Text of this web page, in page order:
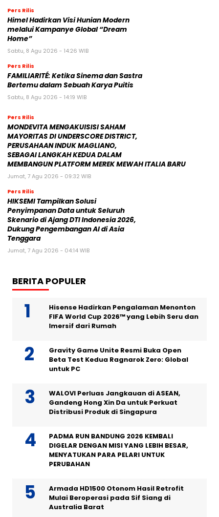
Pers Rilis
Himel Hadirkan Visi Hunian Modern
melalui Kampanye Global “Dream
Home”
Sabtu, 8 Agu 2026 - 14:26 WIB
Pers Rilis
FAMILIARITÉ: Ketika Sinema dan Sastra
Bertemu dalam Sebuah Karya Puitis
Sabtu, 8 Agu 2026 - 14:19 WIB
Pers Rilis
MONDEVITA MENGAKUISISI SAHAM
MAYORITAS DI UNDERSCORE DISTRICT,
PERUSAHAAN INDUK MAGLIANO,
SEBAGAI LANGKAH KEDUA DALAM
MEMBANGUN PLATFORM MEREK MEWAH ITALIA BARU
Jumat, 7 Agu 2026 - 09:32 WIB
Pers Rilis
HIKSEMI Tampilkan Solusi
Penyimpanan Data untuk Seluruh
Skenario di Ajang DTI Indonesia 2026,
Dukung Pengembangan AI di Asia
Tenggara
Jumat, 7 Agu 2026 - 04:14 WIB
BERITA POPULER
Hisense Hadirkan Pengalaman Menonton
FIFA World Cup 2026™ yang Lebih Seru dan
Imersif dari Rumah
Gravity Game Unite Resmi Buka Open
Beta Test Kedua Ragnarok Zero: Global
untuk PC
WALOVI Perluas Jangkauan di ASEAN,
Gandeng Hong Xin Da untuk Perkuat
Distribusi Produk di Singapura
PADMA RUN BANDUNG 2026 KEMBALI
DIGELAR DENGAN MISI YANG LEBIH BESAR,
MENYATUKAN PARA PELARI UNTUK
PERUBAHAN
Armada HD1500 Otonom Hasil Retrofit
Mulai Beroperasi pada Sif Siang di
Australia Barat